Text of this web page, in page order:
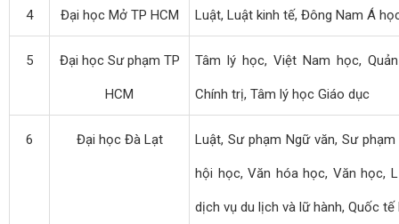
4 Đại học Mở TP HCM Luật, Luật kinh tế, Đông Nam Á
5 Đại học Sư phạm TP
HCM
Tâm lý học, Việt Nam học,
Chính trị, Tâm lý học Giáo dục
6 Đại học Đà Lạt Luật, Sư phạm Ngữ văn, Sư
hội học, Văn hóa học, Văn học,
dịch vụ du lịch và lữ hành, Quốc tế